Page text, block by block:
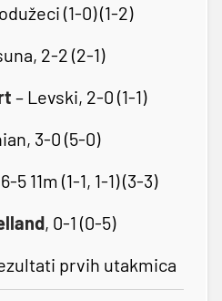
(1-0) (1-2)
2-2 (2-1)
– Levski, 2-0 (1-1)
3-0 (5-0)
5 11m (1-1, 1-1) (3-3)
, 0-1 (0-5)
prvih utakmica